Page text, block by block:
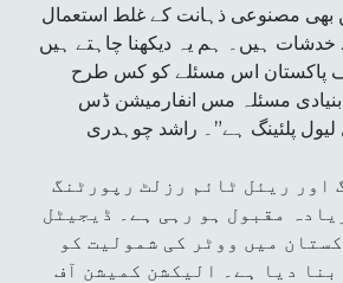
مصنوعی ذہانت کے غلط استعمال
ہیں۔ ہم یہ دیکھنا چاہتے ہیں
پاکستان اس مسئلے کو کس طرح
بنیادی مسئلہ مس انفارمیشن ڈس
لیول پلئینگ ہے”۔ راشد چوہدری
اور ریئل ٹائم رزلٹ رپورٹنگ
مقبول ہو رہی ہے۔ ڈیجیٹل
میں ووٹر کی شمولیت کو
دیا ہے۔ الیکشن کمیشن آف